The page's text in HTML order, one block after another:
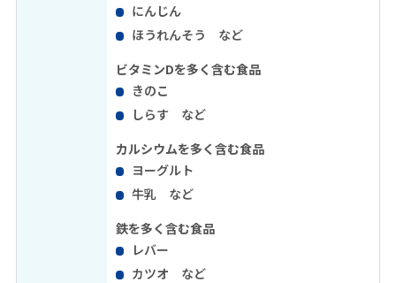
にんじん
ほうれんそう など
ビタミンDを多く含む食品
きのこ
しらす など
カルシウムを多く含む食品
ヨーグルト
牛乳 など
鉄を多く含む食品
レバー
カツオ など